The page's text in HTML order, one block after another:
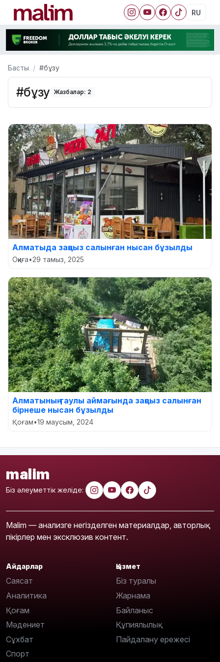
RU
Басты #бұзу
#бұзу Жазбалар: 2
Алматыда заңсыз салынған нысан бұзылды
Оқиға•29 тамыз, 2025
Алматының таулы аймағында заңсыз салынған
бірнеше нысан бұзылды
Қоғам•19 маусым, 2024
malim
Біз әлеуметтік желіде:
Malim — анализге негізделген материалдар, авторлық
пікірлер мен эксклюзив контент.
Айдарлар
Саясат
Аналитика
Қоғам
Мәдениет
Сұхбат
Спорт
Қызмет
Біз туралы
Жарнама
Байланыс
Құпиялылық
Пайдалану ережесі